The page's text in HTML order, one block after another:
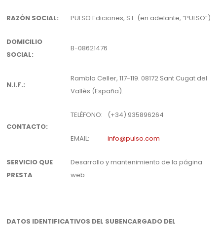
RAZÓN SOCIAL: PULSO Ediciones, S.L. (en adelante, “PULSO”)
DOMICILIO
SOCIAL:
B-08621476
N.I.F.:
Rambla Celler, 117-119. 08172 Sant Cugat del
Vallès (España).
CONTACTO:
TELÉFONO: (+34) 935896264
EMAIL: info@pulso.com
SERVICIO QUE
PRESTA
Desarrollo y mantenimiento de la página
web
DATOS IDENTIFICATIVOS DEL SUBENCARGADO DEL